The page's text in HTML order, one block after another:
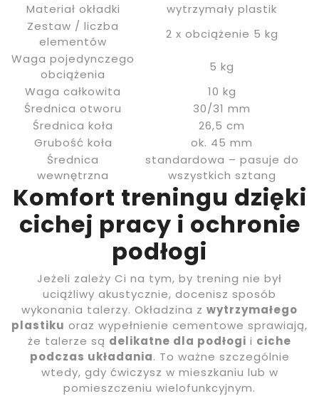
Materiał okładki
wytrzymały plastik
Zestaw / liczba
elementów
2 x obciążenie 5 kg
Waga pojedynczego
obciążenia
5 kg
Waga całkowita
10 kg
Średnica otworu
30/31 mm
Średnica koła
26,5 cm
Grubość koła
ok. 45 mm
Średnica
wewnętrzna
standardowa – pasuje do
wszystkich sztang
Komfort treningu dzięki
cichej pracy i ochronie
podłogi
Jeżeli zależy Ci na tym, by trening nie był
uciążliwy akustycznie, docenisz sposób
wykonania talerzy. Okładzina z wytrzymałego
plastiku oraz wypełnienie cementowe sprawiają,
że talerze są delikatne dla podłogi i ciche
podczas układania. To ważne szczególnie
wtedy, gdy ćwiczysz w mieszkaniu lub w
pomieszczeniu wielofunkcyjnym.